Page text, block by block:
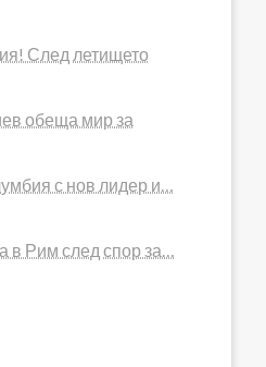
След летището
обеща мир за
с нов лидер и…
в Рим след спор за…